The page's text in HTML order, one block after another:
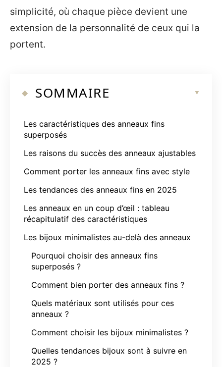
simplicité, où chaque pièce devient une
extension de la personnalité de ceux qui la
portent.
SOMMAIRE
Les caractéristiques des anneaux fins
superposés
Les raisons du succès des anneaux ajustables
Comment porter les anneaux fins avec style
Les tendances des anneaux fins en 2025
Les anneaux en un coup d’œil : tableau
récapitulatif des caractéristiques
Les bijoux minimalistes au-delà des anneaux
Pourquoi choisir des anneaux fins
superposés ?
Comment bien porter des anneaux fins ?
Quels matériaux sont utilisés pour ces
anneaux ?
Comment choisir les bijoux minimalistes ?
Quelles tendances bijoux sont à suivre en
2025 ?